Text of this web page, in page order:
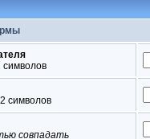
символов
совпадать